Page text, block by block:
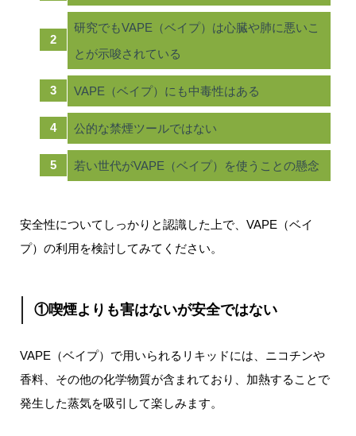
研究でもVAPE（ベイプ）は心臓や肺に悪いこ
とが示唆されている
VAPE（ベイプ）にも中毒性はある
公的な禁煙ツールではない
若い世代がVAPE（ベイプ）を使うことの懸念
安全性についてしっかりと認識した上で、VAPE（ベイ
プ）の利用を検討してみてください。
①喫煙よりも害はないが安全ではない
VAPE（ベイプ）で用いられるリキッドには、ニコチンや
香料、その他の化学物質が含まれており、加熱することで
発生した蒸気を吸引して楽しみます。